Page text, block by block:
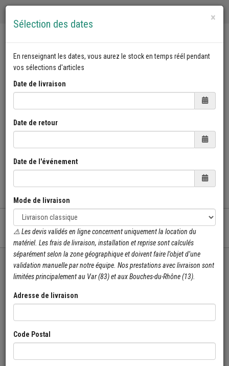
PANIER: 0 ARTICLE - 0€
J'ajoute mes dates
×
Sélection des dates
En renseignant les dates, vous aurez le stock en temps réél pendant
vos sélections d'articles
Date de livraison
Date de retour
Date de l'événement
Mode de livraison
⚠️ Les devis validés en ligne concernent uniquement la location du
matériel. Les frais de livraison, installation et reprise sont calculés
séparément selon la zone géographique et doivent faire l’objet d’une
validation manuelle par notre équipe. Nos prestations avec livraison sont
limitées principalement au Var (83) et aux Bouches-du-Rhône (13).
Adresse de livraison
Code Postal
Toggle